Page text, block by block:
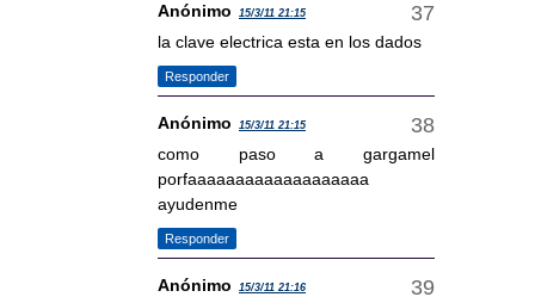
Anónimo 15/3/11 21:15
la clave electrica esta en los dados
Responder
Anónimo 15/3/11 21:15
como paso a gargamel
porfaaaaaaaaaaaaaaaaaaa
ayudenme
Responder
Anónimo 15/3/11 21:16